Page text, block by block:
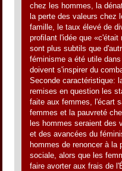
chez les hommes, la
la perte des valeurs chez
famille, le taux élevé de
profilant l'idée que
sont plus subtils que
féminisme a été utile
doivent s'inspirer du
Seconde caractéristique:
remises en question les
faite aux femmes, l'écart
femmes et la pauvreté
les hommes seraient des
et des avancées du
hommes de renoncer à la
sociale, alors que les
faire avorter aux frais de